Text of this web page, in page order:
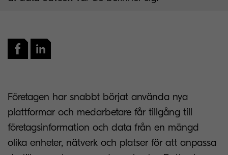
Företagen har snabbt börjat använda nya
plattformar och medarbetare får tillgång till
företagsinformation och data från en mängd
olika enheter, nätverk och platser för att anpassa